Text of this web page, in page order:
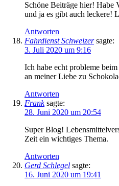
Schöne Beiträge hier! Habe
und ja es gibt auch leckere!
Antworten
Fahrdienst Schweizer sagte:
3. Juli 2020 um 9:16
Ich habe echt probleme
an meiner Liebe zu
Antworten
Frank sagte:
28. Juni 2020 um 20:54
Super Blog!
Zeit ein wichtiges Thema.
Antworten
Gerd Schlegel sagte:
16. Juni 2020 um 19:41